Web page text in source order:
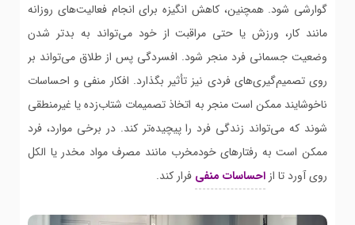
گوارشی شود. همچنین، کاهش انگیزه برای انجام فعالیت‌های روزانه
مانند کار، ورزش یا حتی مراقبت از خود می‌تواند به بدتر شدن
وضعیت جسمانی فرد منجر شود. افسردگی پس از طلاق می‌تواند بر
روی تصمیم‌گیری‌های فردی نیز تأثیر بگذارد. افکار منفی و احساسات
ناخوشایند ممکن است منجر به اتخاذ تصمیمات شتاب‌زده یا غیرمنطقی
شوند که می‌تواند زندگی فرد را پیچیده‌تر کند. در برخی موارد، فرد
ممکن است به رفتارهای خودمخرب مانند مصرف مواد مخدر یا الکل
روی آورد تا از احساسات منفی فرار کند.